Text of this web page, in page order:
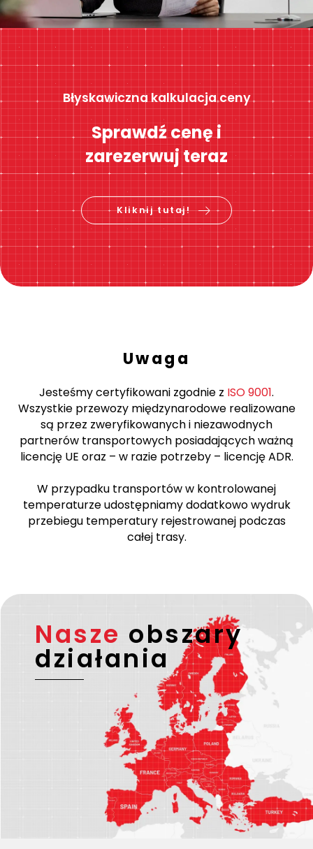
Błyskawiczna kalkulacja ceny
Sprawdź cenę i
zarezerwuj teraz
Kliknij tutaj!
Uwaga
Jesteśmy certyfikowani zgodnie z ISO 9001.
Wszystkie przewozy międzynarodowe realizowane
są przez zweryfikowanych i niezawodnych
partnerów transportowych posiadających ważną
licencję UE oraz – w razie potrzeby – licencję ADR.
W przypadku transportów w kontrolowanej
temperaturze udostępniamy dodatkowo wydruk
przebiegu temperatury rejestrowanej podczas
całej trasy.
Nasze obszary
działania